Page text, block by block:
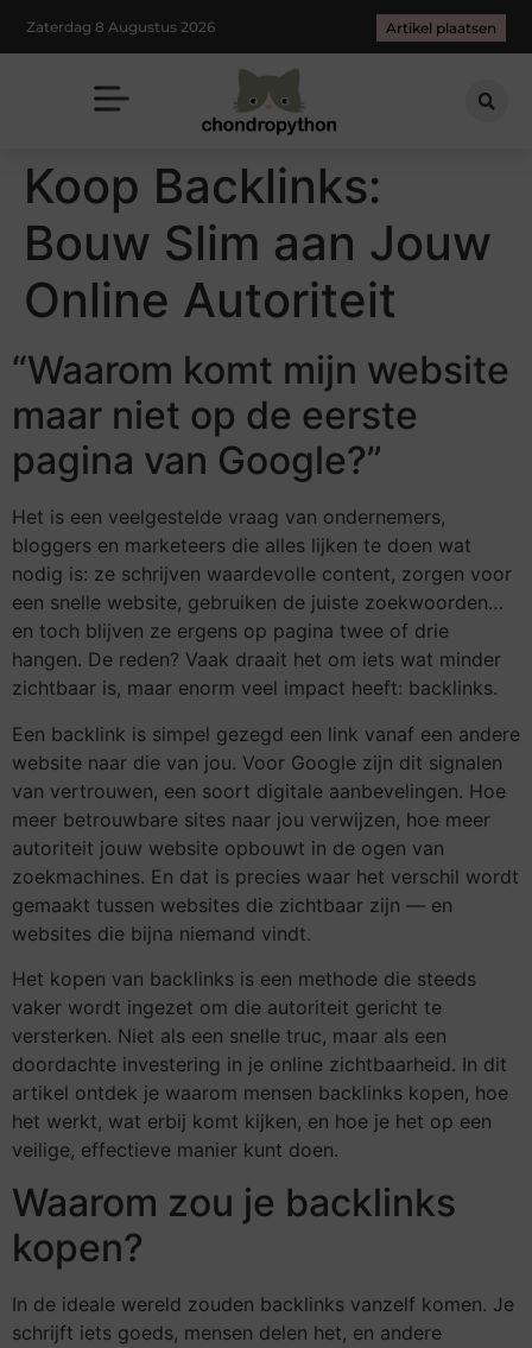
Zaterdag 8 Augustus 2026 Artikel plaatsen
Koop Backlinks:
Bouw Slim aan Jouw
Online Autoriteit
“Waarom komt mijn website
maar niet op de eerste
pagina van Google?”
Het is een veelgestelde vraag van ondernemers,
bloggers en marketeers die alles lijken te doen wat
nodig is: ze schrijven waardevolle content, zorgen voor
een snelle website, gebruiken de juiste zoekwoorden…
en toch blijven ze ergens op pagina twee of drie
hangen. De reden? Vaak draait het om iets wat minder
zichtbaar is, maar enorm veel impact heeft: backlinks.
Een backlink is simpel gezegd een link vanaf een andere
website naar die van jou. Voor Google zijn dit signalen
van vertrouwen, een soort digitale aanbevelingen. Hoe
meer betrouwbare sites naar jou verwijzen, hoe meer
autoriteit jouw website opbouwt in de ogen van
zoekmachines. En dat is precies waar het verschil wordt
gemaakt tussen websites die zichtbaar zijn — en
websites die bijna niemand vindt.
Het kopen van backlinks is een methode die steeds
vaker wordt ingezet om die autoriteit gericht te
versterken. Niet als een snelle truc, maar als een
doordachte investering in je online zichtbaarheid. In dit
artikel ontdek je waarom mensen backlinks kopen, hoe
het werkt, wat erbij komt kijken, en hoe je het op een
veilige, effectieve manier kunt doen.
Waarom zou je backlinks
kopen?
In de ideale wereld zouden backlinks vanzelf komen. Je
schrijft iets goeds, mensen delen het, en andere